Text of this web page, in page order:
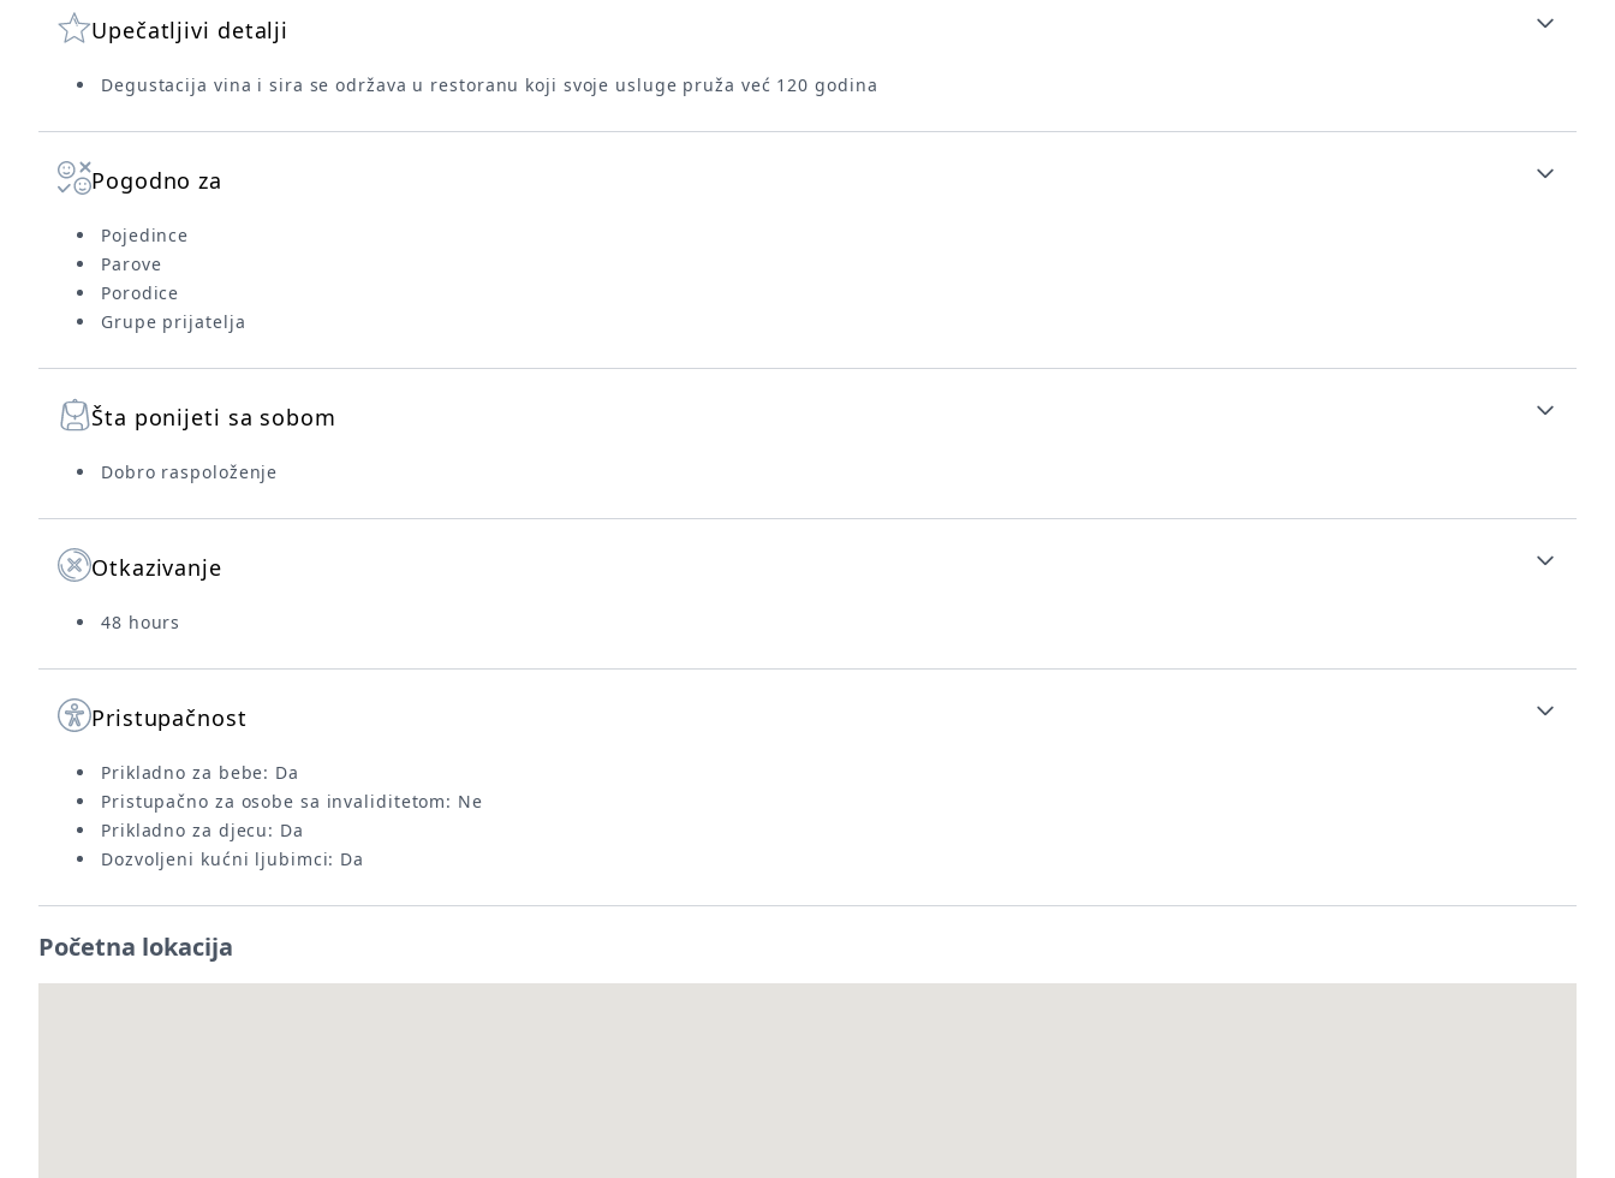
Upečatljivi detalji
Degustacija vina i sira se održava u restoranu koji svoje usluge pruža već 120 godina
Pogodno za
Pojedince
Parove
Porodice
Grupe prijatelja
Šta ponijeti sa sobom
Dobro raspoloženje
Otkazivanje
48 hours
Pristupačnost
Prikladno za bebe: Da
Pristupačno za osobe sa invaliditetom: Ne
Prikladno za djecu: Da
Dozvoljeni kućni ljubimci: Da
Početna lokacija